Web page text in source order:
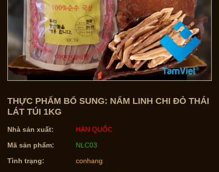
THỰC PHẨM BỔ SUNG: NẤM LINH CHI ĐỎ THÁI
LÁT TÚI 1KG
Nhà sản xuất:
HÀN QUỐC
Mã sản phẩm:
NLC03
Tình trạng:
conhang